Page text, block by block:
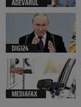
ADEVARUL
DIGI24
MEDIAFAX